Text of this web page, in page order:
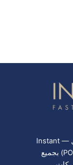
انستانت بي أو إيه لخدمات رجال الأعمال — Instant
POA: حلول موثوقة لطلبات الوكالات (POA) بجميع